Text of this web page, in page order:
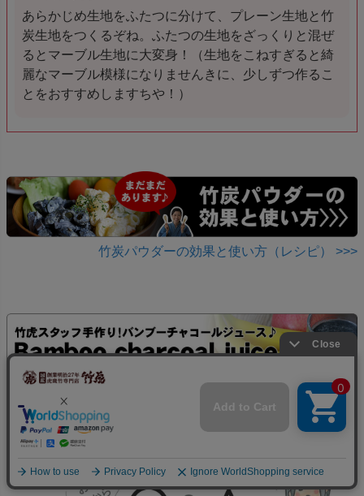
あらかじめ生地をふたつに分けて、プレーン生地と竹
炭生地をつくるぞね。ふたつの生地をざっくりと混ぜ
るとマーブル生地に大変身！（生地をこねすぎると綺
麗なマーブル模様になりませんきに、少しずつ作るこ
とをおすすめしますちや！）
竹炭パウダーの効果と使い方（レシピ） >>>
バンブーチャコールジュース(Bamboo charcoal juice) >>>